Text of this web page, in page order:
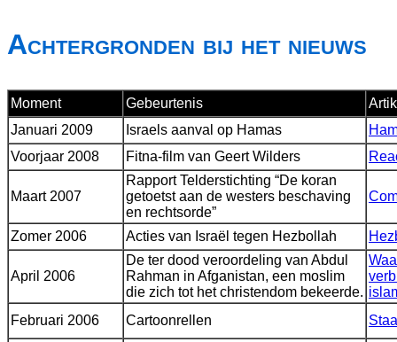
Achtergronden bij het nieuws
Moment Gebeurtenis
Januari 2009
Israels aanval op Hamas
Voorjaar 2008
Fitna-film van Geert Wilders
Maart 2007
Rapport Telderstichting “De koran
getoetst aan de westers beschaving
en rechtsorde”
Zomer 2006 Acties van Israël tegen Hezbollah
April 2006
De ter dood veroordeling van Abdul
Rahman in Afganistan, een moslim
die zich tot het christendom bekeerde.
Februari 2006
Cartoonrellen